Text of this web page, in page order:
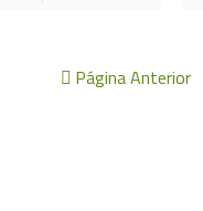
Página Anterior